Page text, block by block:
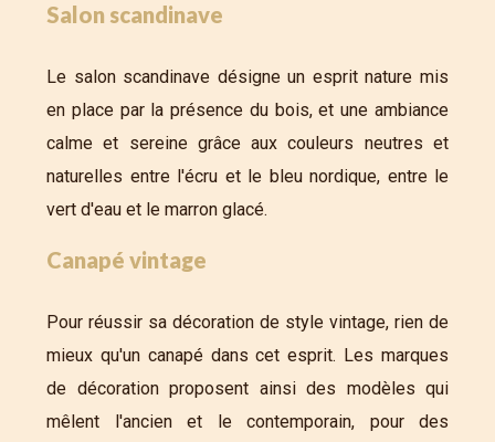
Salon scandinave
Le salon scandinave désigne un esprit nature mis
en place par la présence du bois, et une ambiance
calme et sereine grâce aux couleurs neutres et
naturelles entre l'écru et le bleu nordique, entre le
vert d'eau et le marron glacé.
Canapé vintage
Pour réussir sa décoration de style vintage, rien de
mieux qu'un canapé dans cet esprit. Les marques
de décoration proposent ainsi des modèles qui
mêlent l'ancien et le contemporain, pour des